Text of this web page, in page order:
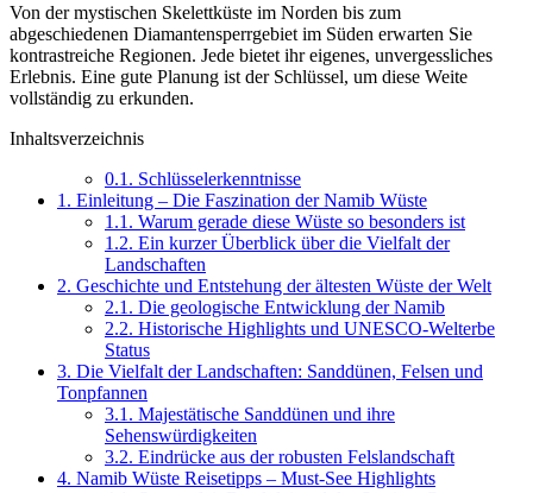
Von der mystischen Skelettküste im Norden bis zum
abgeschiedenen Diamantensperrgebiet im Süden erwarten Sie
kontrastreiche Regionen. Jede bietet ihr eigenes, unvergessliches
Erlebnis. Eine gute Planung ist der Schlüssel, um diese Weite
vollständig zu erkunden.
Inhaltsverzeichnis
0.1. Schlüsselerkenntnisse
1. Einleitung – Die Faszination der Namib Wüste
1.1. Warum gerade diese Wüste so besonders ist
1.2. Ein kurzer Überblick über die Vielfalt der
Landschaften
2. Geschichte und Entstehung der ältesten Wüste der Welt
2.1. Die geologische Entwicklung der Namib
2.2. Historische Highlights und UNESCO-Welterbe
Status
3. Die Vielfalt der Landschaften: Sanddünen, Felsen und
Tonpfannen
3.1. Majestätische Sanddünen und ihre
Sehenswürdigkeiten
3.2. Eindrücke aus der robusten Felslandschaft
4. Namib Wüste Reisetipps – Must-See Highlights